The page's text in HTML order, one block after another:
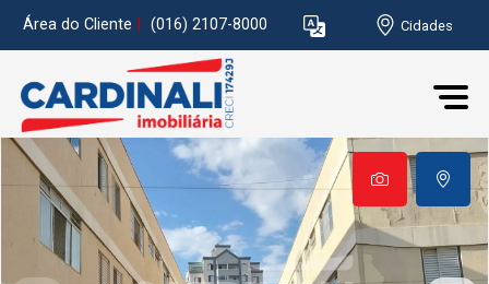
Área do Cliente (016) 2107-8000 Cidades